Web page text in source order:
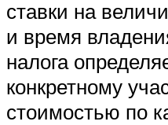
ставки на
и время
налога
конкретному
стоимостью по